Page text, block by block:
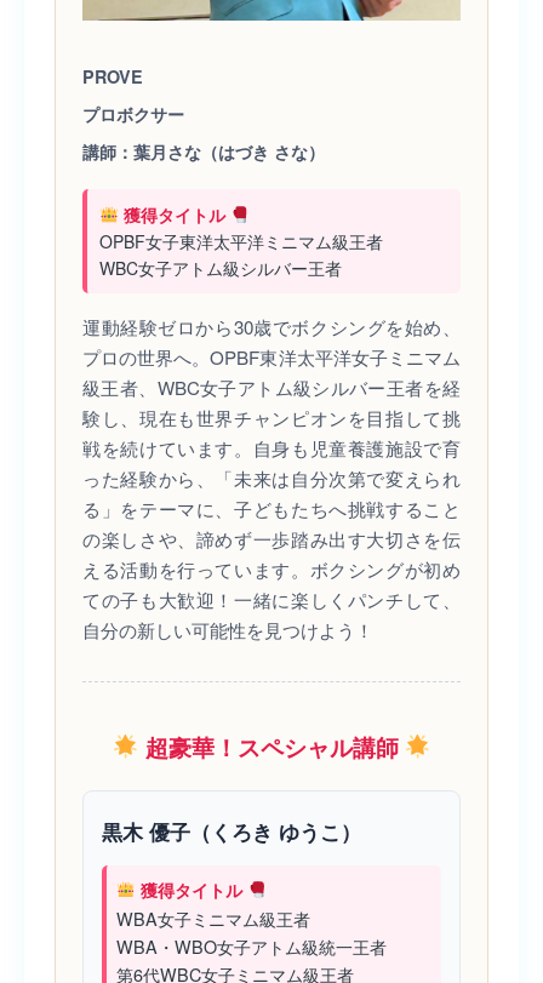
PROVE
プロボクサー
講師：葉月さな（はづき さな）
獲得タイトル
OPBF女子東洋太平洋ミニマム級王者
WBC女子アトム級シルバー王者
運動経験ゼロから30歳でボクシングを始め、
プロの世界へ。OPBF東洋太平洋女子ミニマム
級王者、WBC女子アトム級シルバー王者を経
験し、現在も世界チャンピオンを目指して挑
戦を続けています。自身も児童養護施設で育
った経験から、「未来は自分次第で変えられ
る」をテーマに、子どもたちへ挑戦すること
の楽しさや、諦めず一歩踏み出す大切さを伝
える活動を行っています。ボクシングが初め
ての子も大歓迎！一緒に楽しくパンチして、
自分の新しい可能性を見つけよう！
超豪華！スペシャル講師
黒木 優子（くろき ゆうこ）
獲得タイトル
WBA女子ミニマム級王者
WBA・WBO女子アトム級統一王者
第6代WBC女子ミニマム級王者